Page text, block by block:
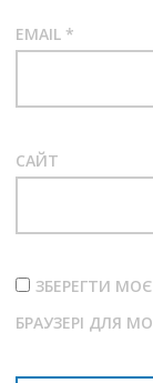
EMAIL *
САЙТ
ЗБЕРЕГТИ
БРАУЗЕРІ ДЛЯ